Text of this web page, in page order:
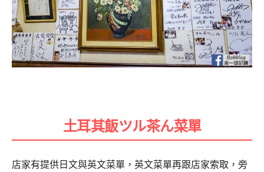
土耳其飯ツル茶ん菜單
店家有提供日文與英文菜單，英文菜單再跟店家索取，旁